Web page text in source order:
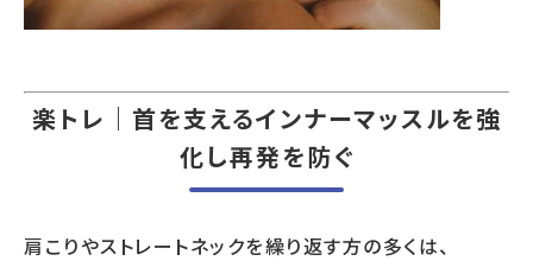
楽トレ｜首を支えるインナーマッスルを強
化し再発を防ぐ
肩こりやストレートネックを繰り返す方の多くは、